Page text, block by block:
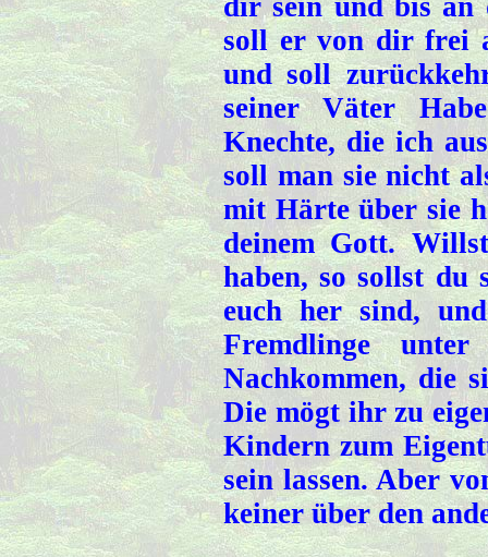
dir sein und bis an
soll er von dir frei
und soll
seiner Väter
Knechte, die ich
soll man sie nicht
mit Härte über sie
deinem Gott.
haben, so sollst du
euch her sind,
Fremdlinge
Nachkommen, die
Die mögt ihr zu
Kindern zum
sein lassen. Aber
keiner über den